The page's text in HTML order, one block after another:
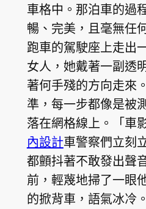
車格中。那泊車的過
暢、完美，且毫無任
跑車的駕駛座上走出
女人，她戴著一副透
著何手殘的方向走來
準，每一步都像是被
落在網格線上。「車
內設計車警察們立刻
都顫抖著不敢發出聲
前，輕蔑地掃了一眼
的掀背車，語氣冰冷